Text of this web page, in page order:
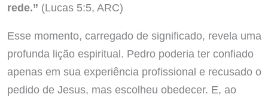
rede.” (Lucas 5:5, ARC)
Esse momento, carregado de significado, revela uma
profunda lição espiritual. Pedro poderia ter confiado
apenas em sua experiência profissional e recusado o
pedido de Jesus, mas escolheu obedecer. E, ao